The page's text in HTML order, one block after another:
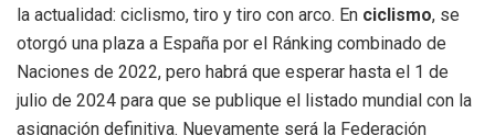
la actualidad: ciclismo, tiro y tiro con arco. En ciclismo, se
otorgó una plaza a España por el Ránking combinado de
Naciones de 2022, pero habrá que esperar hasta el 1 de
julio de 2024 para que se publique el listado mundial con la
asignación definitiva. Nuevamente será la Federación